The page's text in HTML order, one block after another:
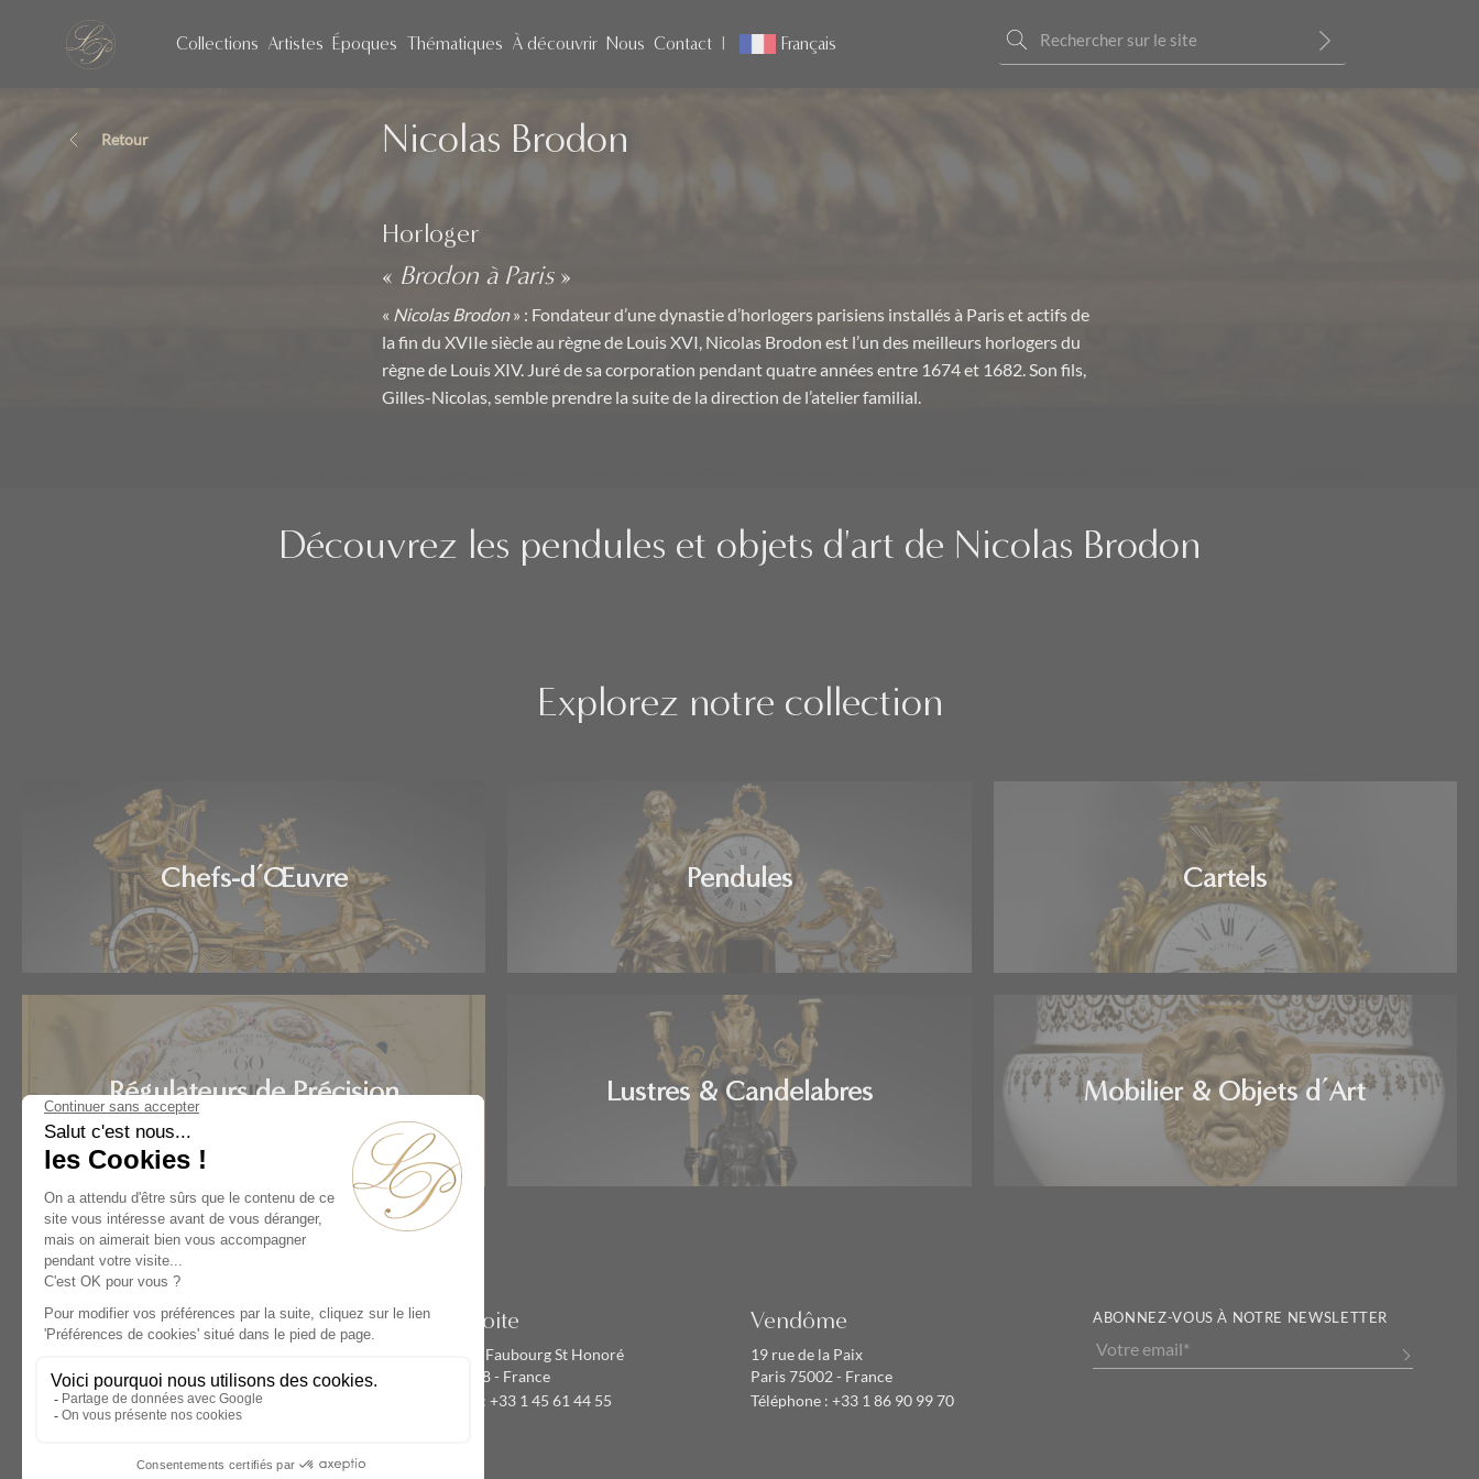
Collections Artistes Époques Thématiques À découvrir Nous Contact Français
Retour Nicolas Brodon
Horloger
« Brodon à Paris »
« Nicolas Brodon» : Fondateur d’une dynastie d’horlogers parisiens installés à Paris et actifs de
la fin du XVIIe siècle au règne de Louis XVI, Nicolas Brodon est l’un des meilleurs horlogers du
règne de Louis XIV. Juré de sa corporation pendant quatre années entre 1674 et 1682. Son fils,
Gilles-Nicolas, semble prendre la suite de la direction de l’atelier familial.
Découvrez les pendules et objets d'art de Nicolas Brodon
Explorez notre collection
Chefs-d’Œuvre Pendules Cartels
Régulateurs de Précision Lustres & Candelabres Mobilier & Objets d’Art
Accueil Artistes Nicolas Brodon
Rive Droite
134 rue du Faubourg St Honoré
Paris 75008 - France
Téléphone : +33 1 45 61 44 55
Vendôme
19 rue de la Paix
Paris 75002 - France
Téléphone : +33 1 86 90 99 70
ABONNEZ-VOUS À NOTRE NEWSLETTER